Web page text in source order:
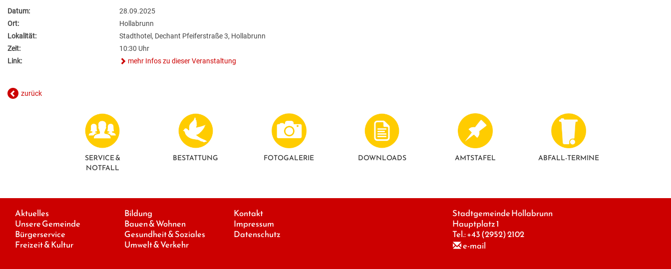
Datum:
28.09.2025
Ort:
Hollabrunn
Lokalität:
Stadthotel, Dechant Pfeiferstraße 3, Hollabrunn
Zeit:
10:30 Uhr
Link:
mehr Infos zu dieser Veranstaltung
zurück
SERVICE &
NOTFALL
BESTATTUNG FOTO­GALERIE DOWNLOADS AMTSTAFEL ABFALL-TERMINE
Aktuelles
Unsere Gemeinde
Bürgerservice
Freizeit & Kultur
Bildung
Bauen & Wohnen
Gesundheit & Soziales
Umwelt & Verkehr
Kontakt
Impressum
Datenschutz
Stadtgemeinde Hollabrunn
Hauptplatz 1
Tel.:+43 (2952) 2102
e-mail